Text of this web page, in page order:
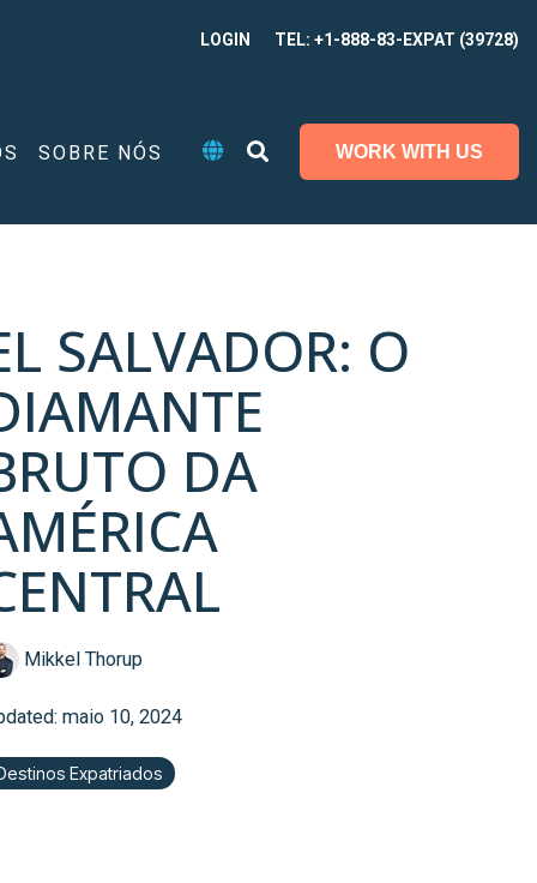
LOGIN TEL: +1-888-83-EXPAT (39728)
SOBRE NÓS WORK WITH US
SALVADOR: O
DA
Mikkel Thorup
maio 10, 2024
Expatriados